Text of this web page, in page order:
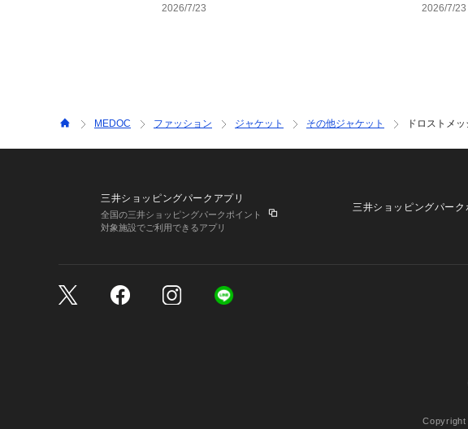
2026/7/23
2026/7/23
MEDOC ファッション ジャケット その他ジャケット ドロストメ
三井ショッピングパークアプリ
全国の三井ショッピングパークポイント
対象施設でご利用できるアプリ
三井ショッピングパーク
個人情報保護
Copyright